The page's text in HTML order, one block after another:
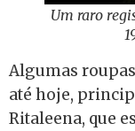
Um raro
Algumas
até hoje,
Ritaleena, que